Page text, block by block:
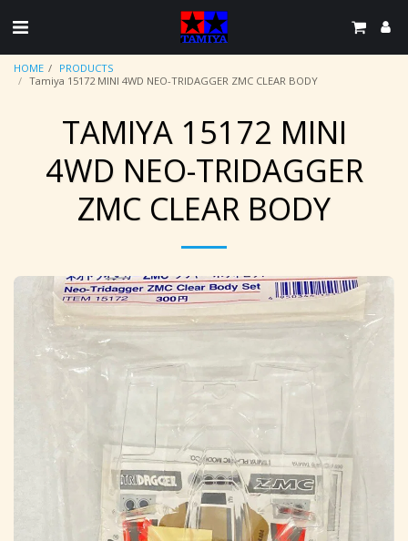
HOME
PRODUCTS
Tamiya 15172 MINI 4WD NEO-TRIDAGGER ZMC CLEAR BODY
TAMIYA 15172 MINI
4WD NEO-TRIDAGGER
ZMC CLEAR BODY